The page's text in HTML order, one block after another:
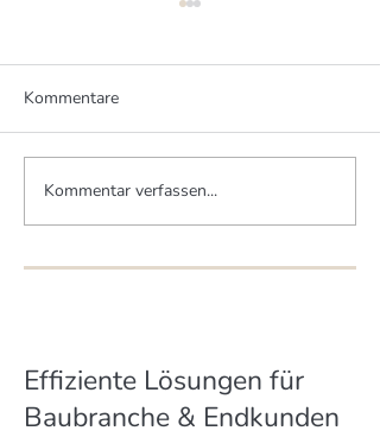
Zwei Brüder - zwei MHM-
Häuser
Kommentare
Kommentar verfassen...
Effiziente Lösungen für
Baubranche & Endkunden